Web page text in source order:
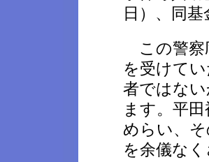
日）、同
この警察
を受けて
者ではな
ます。平
めらい、
を余儀な